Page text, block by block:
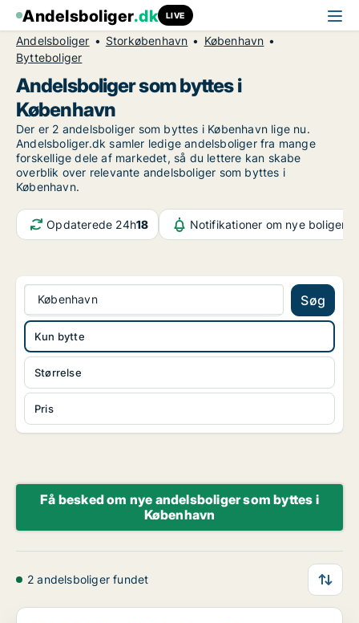
Andelsboliger.dk LIVE
Andelsboliger Storkøbenhavn
København
Bytteboliger
Andelsboliger som byttes i
København
Der er 2 andelsboliger som byttes i København lige nu.
Andelsboliger.dk samler ledige andelsboliger fra mange
forskellige dele af markedet, så du lettere kan skabe
overblik over relevante andelsboliger som byttes i
København.
Opdaterede 24h18 Notifikationer om nye boliger
København Søg
Størrelse
Pris
Kun bytte
Få besked om nye andelsboliger som byttes i
København
2 andelsboliger fundet
Andelsbolig på København Ø